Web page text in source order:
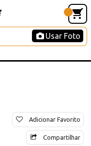
Usar Foto
Adicionar Favorito
Compartilhar